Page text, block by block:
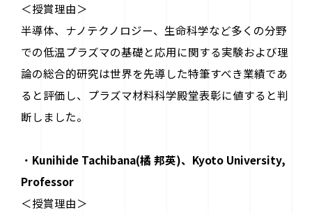
＜授賞理由＞
半導体、ナノテクノロジー、生命科学など多くの分野
での低温プラズマの基礎と応用に関する実験および理
論の総合的研究は世界を先導した特筆すべき業績であ
ると評価し、プラズマ材料科学殿堂表彰に値すると判
断しました。
・ Kunihide Tachibana(橘 邦英)、Kyoto University,
Professor
＜授賞理由＞